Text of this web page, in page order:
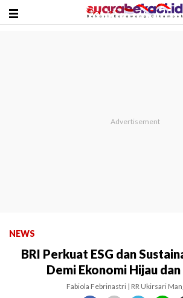
NEWS
BRI Perkuat ESG dan
Demi Ekonomi Hijau
Fabiola Febrinastri | RR Ukirsari